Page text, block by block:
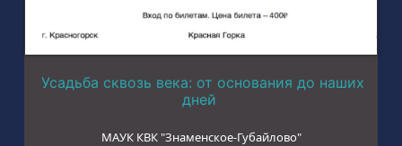
Усадьба сквозь века: от основания до наших
дней
МАУК КВК "Знаменское-Губайлово"